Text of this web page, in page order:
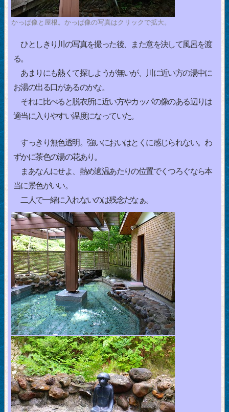
かっぱ像と屋根。かっぱ像の写真はクリックで拡大。
ひとしきり川の写真を撮った後、また意を決して風呂を渡
る。
あまりにも熱くて探しようが無いが、川に近い方の湯中に
お湯の出る口があるのかな。
それに比べると脱衣所に近い方やカッパの像のある辺りは
適当に入りやすい温度になっていた。
すっきり無色透明。強いにおいはとくに感じられない。わ
ずかに茶色の湯の花あり。
まあなんにせよ、熱め適温あたりの位置でくつろぐなら本
当に景色がいい。
二人で一緒に入れないのは残念だなぁ。